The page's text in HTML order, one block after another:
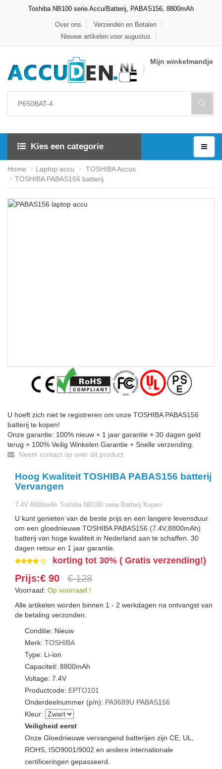
Toshiba NB100 serie Accu/Batterij, PABAS156, 8800mAh
Over ons
Verzenden en Betalen
Nieuwe artikelen voor augustus
Mijn winkelmandje
Kies een categorie
Home Laptop accu
TOSHIBA Accus
TOSHIBA PABAS156 batterij
U hoeft zich niet te registreren om onze TOSHIBA PABAS156
batterij te kopen!
Onze garantie: 100% nieuw + 1 jaar garantie + 30 dagen geld
terug + 100% Veilig Winkelen Garantie + Snelle verzending.
Neem contact op over dit product
Hoog Kwaliteit TOSHIBA PABAS156 batterij
Vervangen
7.4V 8800mAh Toshiba NB100 serie Batterij Kopen
U kunt genieten van de beste prijs en een langere levensduur
om een gloednieuwe TOSHIBA PABAS156 (7.4V,8800mAh)
batterij van hoge kwaliteit in Nederland aan te schaffen. 30
dagen retour en 1 jaar garantie.
korting tot 30% ( Gratis verzending!)
Prijs:€ 90 € 128
Voorraad: Op voorraad !
Alle artikelen worden binnen 1 - 2 werkdagen na ontvangst van
de betaling verzonden.
Conditie: Nieuw
Merk: TOSHIBA
Type: Li-ion
Capaciteit: 8800mAh
Voltage: 7.4V
Productcode: EPTO101
Onderdeelnummer (p/n): PA3689U PABAS156
Kleur:
Veiligheid eerst
Onze Gloednieuwe vervangend batterijen zijn CE, UL,
ROHS, ISO9001/9002 en andere internationale
certificeringen gepasseerd.